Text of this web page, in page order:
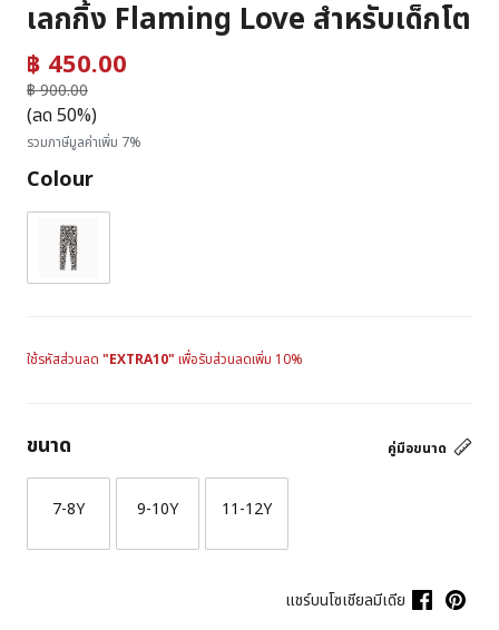
เลกกิ้ง Flaming Love สำหรับเด็กโต
฿ 450.00
฿ 900.00
ถึง
(ลด 50%)
รวมภาษีมูลค่าเพิ่ม 7%
Colour
ใช้รหัสส่วนลด "EXTRA10" เพื่อรับส่วนลดเพิ่ม 10%
คู่มือขนาด
ขนาด
7-8Y 9-10Y 11-12Y
แชร์บนโซเชียลมีเดีย